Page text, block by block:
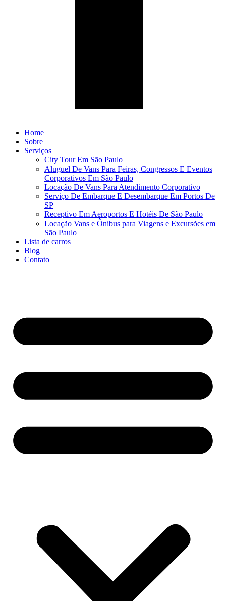
Home
Sobre
Serviços
City Tour Em São Paulo
Aluguel De Vans Para Feiras, Congressos E Eventos
Corporativos Em São Paulo
Locação De Vans Para Atendimento Corporativo
Serviço De Embarque E Desembarque Em Portos De
SP
Receptivo Em Aeroportos E Hotéis De São Paulo
Locação Vans e Ônibus para Viagens e Excursões em
São Paulo
Lista de carros
Blog
Contato